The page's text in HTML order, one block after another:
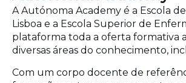
A Autónoma Academy é a Escola
Lisboa e a Escola Superior de
plataforma toda a oferta formativa
diversas áreas do conhecimento,
Com um corpo docente de